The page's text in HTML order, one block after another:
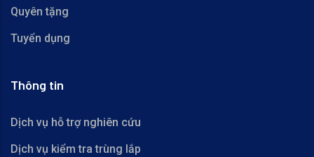
Quyên tặng
Tuyển dụng
Thông tin
Dịch vụ hỗ trợ nghiên cứu
Dịch vụ kiểm tra trùng lắp